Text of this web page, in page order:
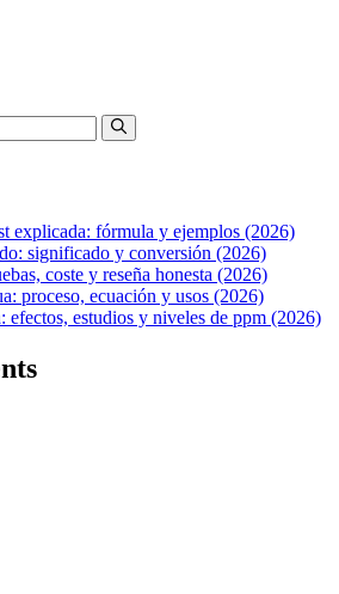
explicada: fórmula y ejemplos (2026)
significado y conversión (2026)
coste y reseña honesta (2026)
proceso, ecuación y usos (2026)
efectos, estudios y niveles de ppm (2026)